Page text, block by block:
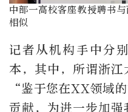
中部一高校客座教授聘书
相似
记者从机构手中分
本，其中，所谓浙江
“鉴于您在XX领域
贡献，为进一步加